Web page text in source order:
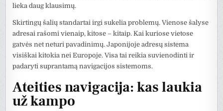
lieka daug klausimų.
Skirtingų šalių standartai irgi sukelia problemų. Vienose šalyse
adresai rašomi vienaip, kitose – kitaip. Kai kuriose vietose
gatvės net neturi pavadinimų. Japonijoje adresų sistema
visiškai kitokia nei Europoje. Visa tai reikia suvienodinti ir
padaryti suprantamą navigacijos sistemoms.
Ateities navigacija: kas laukia
už kampo